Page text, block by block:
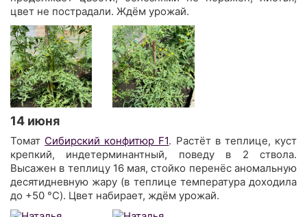
цвет не пострадали. Ждём урожай.
14 июня
Томат Сибирский конфитюр F1. Растёт в теплице, куст
крепкий, индетерминантный, поведу в 2 ствола.
Высажен в теплицу 16 мая, стойко перенёс аномальную
десятидневную жару (в теплице температура доходила
до +50 °C). Цвет набирает, ждём урожай.